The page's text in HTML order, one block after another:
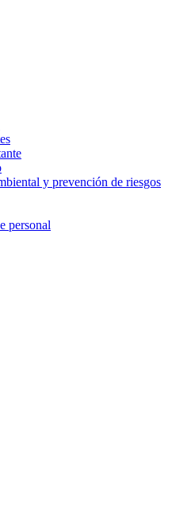
y prevención de riesgos
personal